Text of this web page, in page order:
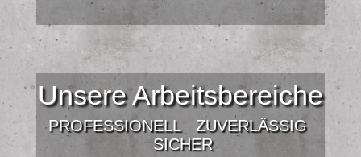
Unsere Arbeitsbereiche
PROFESSIONELLZUVERLÄSSIG
SICHER